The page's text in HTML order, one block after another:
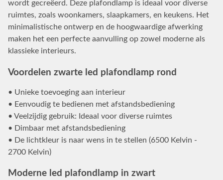
wordt gecreëerd. Deze plafondlamp is ideaal voor diverse
ruimtes, zoals woonkamers, slaapkamers, en keukens. Het
minimalistische ontwerp en de hoogwaardige afwerking
maken het een perfecte aanvulling op zowel moderne als
klassieke interieurs.
Voordelen zwarte led plafondlamp rond
• Unieke toevoeging aan interieur
• Eenvoudig te bedienen met afstandsbediening
• Veelzijdig gebruik: Ideaal voor diverse ruimtes
• Dimbaar met afstandsbediening
• De lichtkleur is naar wens in te stellen (6500 Kelvin -
2700 Kelvin)
Moderne led plafondlamp in zwart